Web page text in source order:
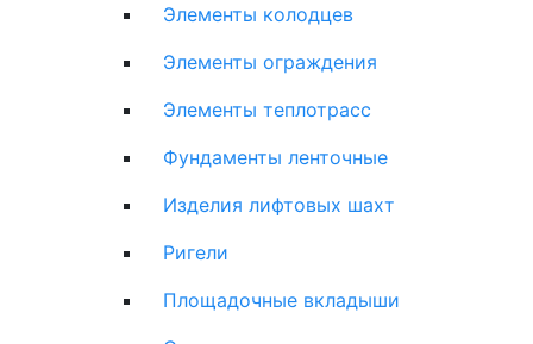
Элементы колодцев
Элементы ограждения
Элементы теплотрасс
Фундаменты ленточные
Изделия лифтовых шахт
Ригели
Площадочные вкладыши